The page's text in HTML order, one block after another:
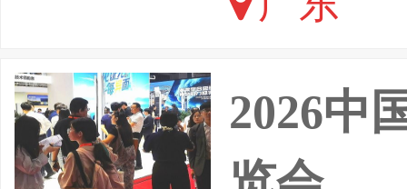
特、哈
思、索
2026中